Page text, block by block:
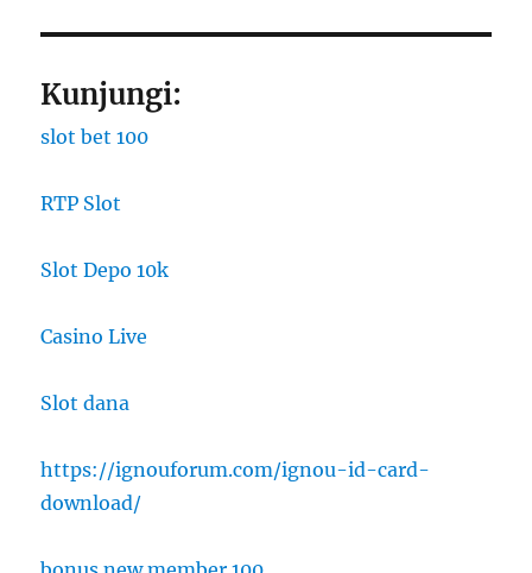
Kunjungi:
slot bet 100
RTP Slot
Slot Depo 10k
Casino Live
Slot dana
https://ignouforum.com/ignou-id-card-
download/